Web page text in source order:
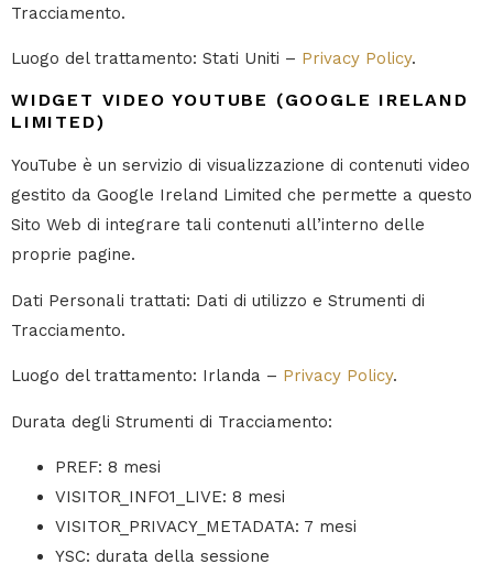
Tracciamento.
Luogo del trattamento: Stati Uniti – Privacy Policy.
WIDGET VIDEO YOUTUBE (GOOGLE IRELAND
LIMITED)
YouTube è un servizio di visualizzazione di contenuti video
gestito da Google Ireland Limited che permette a questo
Sito Web di integrare tali contenuti all’interno delle
proprie pagine.
Dati Personali trattati: Dati di utilizzo e Strumenti di
Tracciamento.
Luogo del trattamento: Irlanda – Privacy Policy.
Durata degli Strumenti di Tracciamento:
PREF: 8 mesi
VISITOR_INFO1_LIVE: 8 mesi
VISITOR_PRIVACY_METADATA: 7 mesi
YSC: durata della sessione